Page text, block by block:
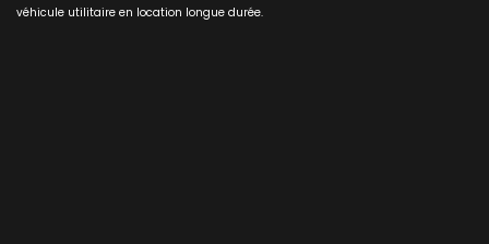
véhicule utilitaire en location longue durée.